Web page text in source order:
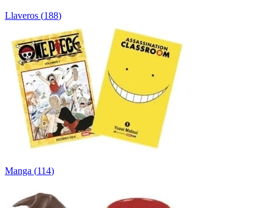
Llaveros (188)
Manga (114)